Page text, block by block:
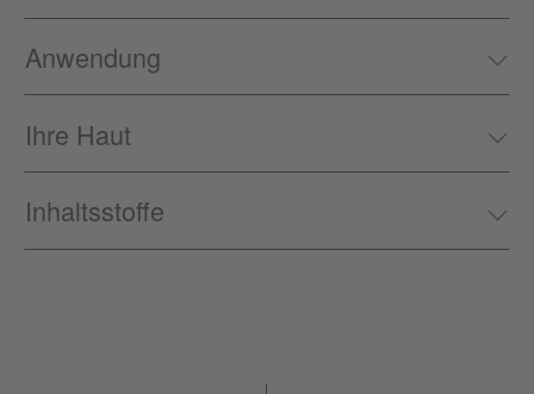
Anwendung
Ihre Haut
Inhaltsstoffe